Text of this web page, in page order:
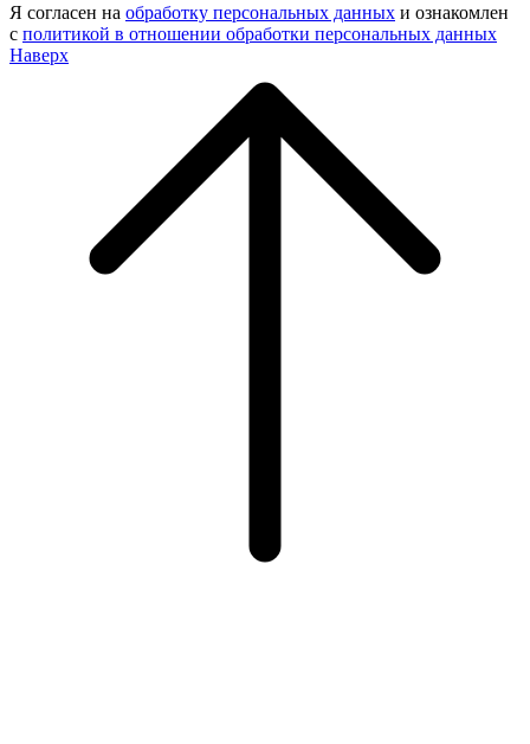
Я согласен на обработку персональных данных и ознакомлен
с политикой в отношении обработки персональных данных
Наверх